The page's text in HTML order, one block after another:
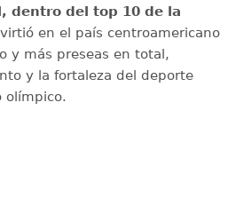
dentro del top 10 de la
en el país centroamericano
y más preseas en total,
y la fortaleza del deporte
olímpico.